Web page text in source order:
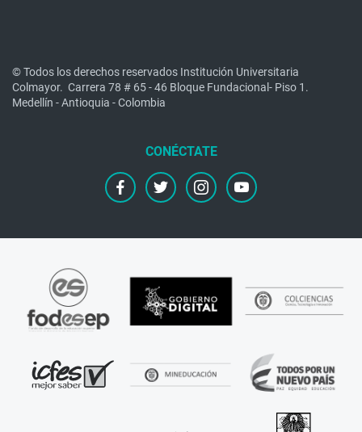
© Todos los derechos reservados Institución Universitaria
Colmayor. Carrera 78 # 65 - 46 Bloque Fundacional- Piso 1.
Medellín - Antioquia - Colombia